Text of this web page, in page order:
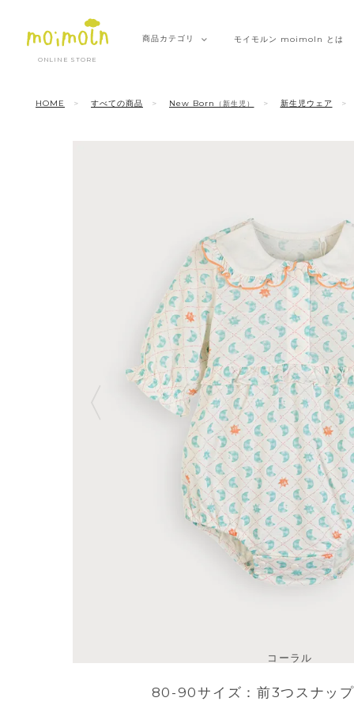
ONLINE STORE
商品カテゴリ モイモルン moimoln とは
HOME すべての商品 New Born （新生児） 新生児ウェア
コーラル
80-90サイズ：前3つスナッ